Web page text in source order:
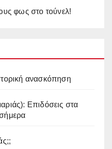
φως στο τούνελ!
ανασκόπηση
Επιδόσεις στα